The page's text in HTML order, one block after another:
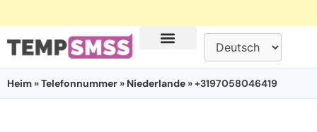
Heim »Telefonnummer » Niederlande » +3197058046419